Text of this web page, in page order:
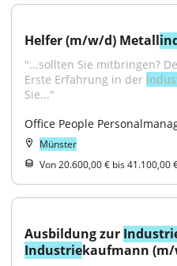
Helfer (m/w/d) Metall
"...sollten Sie mitbringen?
Erste Erfahrung in der
Sie..."
Office People
Münster
Von 20.600,00 € bis 41.100,00
Ausbildung zur
Industriekaufmann (m/